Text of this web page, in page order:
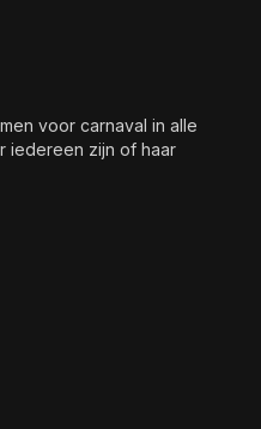
voor carnaval in alle
iedereen zijn of haar